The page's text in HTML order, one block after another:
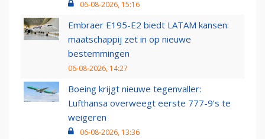
06-08-2026, 15:16
Embraer E195-E2 biedt LATAM kansen:
maatschappij zet in op nieuwe
bestemmingen
06-08-2026, 14:27
Boeing krijgt nieuwe tegenvaller:
Lufthansa overweegt eerste 777-9’s te
weigeren
06-08-2026, 13:36